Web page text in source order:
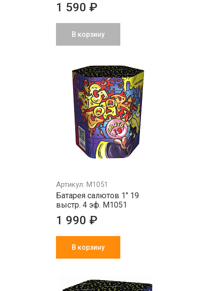
1 590 ₽
В корзину
Артикул: M1051
Батарея салютов 1" 19
выстр. 4 эф. M1051
1 990 ₽
В корзину